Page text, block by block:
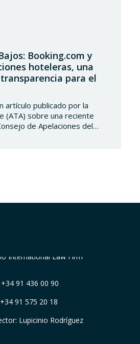
Booking.com y
hoteleras, una
para el
artículo publicado por la
(ATA) sobre una reciente
de Apelaciones del
+34 91 436 00 90
91 575 20 18
Lupicinio Rodríguez